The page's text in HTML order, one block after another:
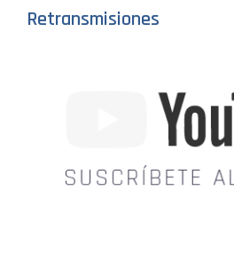
Retransmisiones